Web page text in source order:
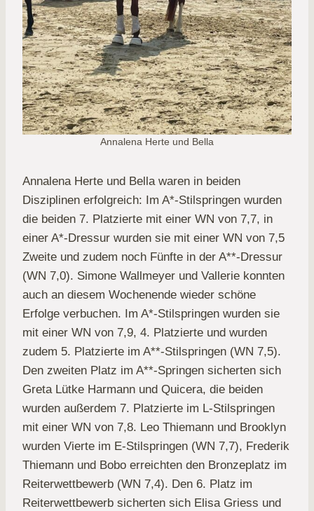
Annalena Herte und Bella
Annalena Herte und Bella waren in beiden
Disziplinen erfolgreich: Im A*-Stilspringen wurden
die beiden 7. Platzierte mit einer WN von 7,7, in
einer A*-Dressur wurden sie mit einer WN von 7,5
Zweite und zudem noch Fünfte in der A**-Dressur
(WN 7,0). Simone Wallmeyer und Vallerie konnten
auch an diesem Wochenende wieder schöne
Erfolge verbuchen. Im A*-Stilspringen wurden sie
mit einer WN von 7,9, 4. Platzierte und wurden
zudem 5. Platzierte im A**-Stilspringen (WN 7,5).
Den zweiten Platz im A**-Springen sicherten sich
Greta Lütke Harmann und Quicera, die beiden
wurden außerdem 7. Platzierte im L-Stilspringen
mit einer WN von 7,8. Leo Thiemann und Brooklyn
wurden Vierte im E-Stilspringen (WN 7,7), Frederik
Thiemann und Bobo erreichten den Bronzeplatz im
Reiterwettbewerb (WN 7,4). Den 6. Platz im
Reiterwettbewerb sicherten sich Elisa Griess und